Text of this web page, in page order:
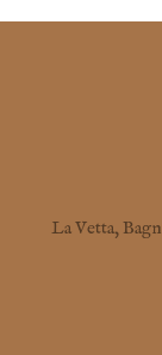
La Vetta,